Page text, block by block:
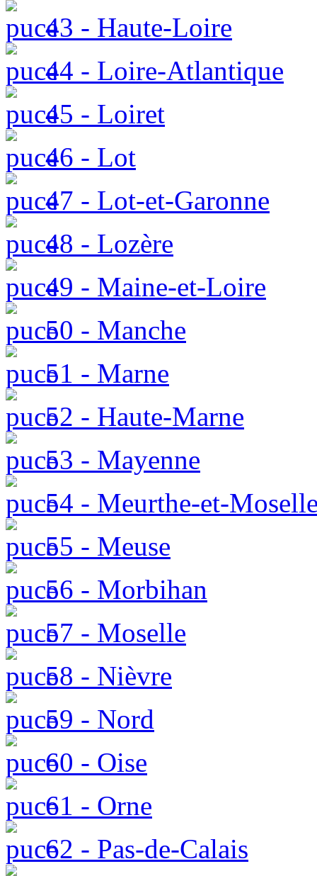
43 - Haute-Loire
44 - Loire-Atlantique
45 - Loiret
46 - Lot
47 - Lot-et-Garonne
48 - Lozère
49 - Maine-et-Loire
50 - Manche
51 - Marne
52 - Haute-Marne
53 - Mayenne
54 - Meurthe-et-
55 - Meuse
56 - Morbihan
57 - Moselle
58 - Nièvre
59 - Nord
60 - Oise
61 - Orne
62 - Pas-de-Calais